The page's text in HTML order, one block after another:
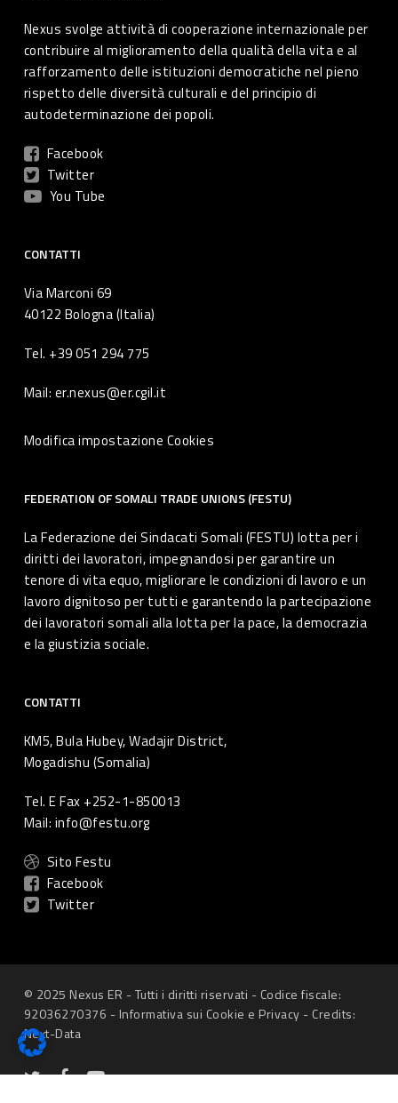
Nexus svolge attività di cooperazione internazionale per
contribuire al miglioramento della qualità della vita e al
rafforzamento delle istituzioni democratiche nel pieno
rispetto delle diversità culturali e del principio di
autodeterminazione dei popoli.
Facebook
Twitter
You Tube
CONTATTI
Via Marconi 69
40122 Bologna (Italia)
Tel. +39 051 294 775
Mail: er.nexus@er.cgil.it
Modifica impostazione Cookies
FEDERATION OF SOMALI TRADE UNIONS (FESTU)
La Federazione dei Sindacati Somali (FESTU) lotta per i
diritti dei lavoratori, impegnandosi per garantire un
tenore di vita equo, migliorare le condizioni di lavoro e un
lavoro dignitoso per tutti e garantendo la partecipazione
dei lavoratori somali alla lotta per la pace, la democrazia
e la giustizia sociale.
CONTATTI
KM5, Bula Hubey, Wadajir District,
Mogadishu (Somalia)
Tel. E Fax +252-1-850013
Mail: info@festu.org
Sito Festu
Facebook
Twitter
© 2025 Nexus ER - Tutti i diritti riservati - Codice fiscale:
92036270376 - Informativa sui Cookie e Privacy - Credits:
Next-Data
twitterfacebook
youtube